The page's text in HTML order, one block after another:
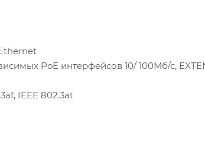
PoE интерфейсов 10/ 100Мб/с,
IEEE 802.3at